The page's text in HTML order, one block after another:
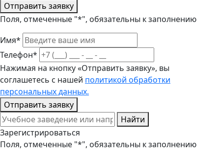
Отправить заявку
Поля, отмеченные "*", обязательны к заполнению
Имя*
Телефон*
Нажимая на кнопку «Отправить заявку», вы
соглашетесь с нашей политикой обработки
персональных данных.
Отправить заявку
Найти
Зарегистрироваться
Поля, отмеченные "*", обязательны к заполнению